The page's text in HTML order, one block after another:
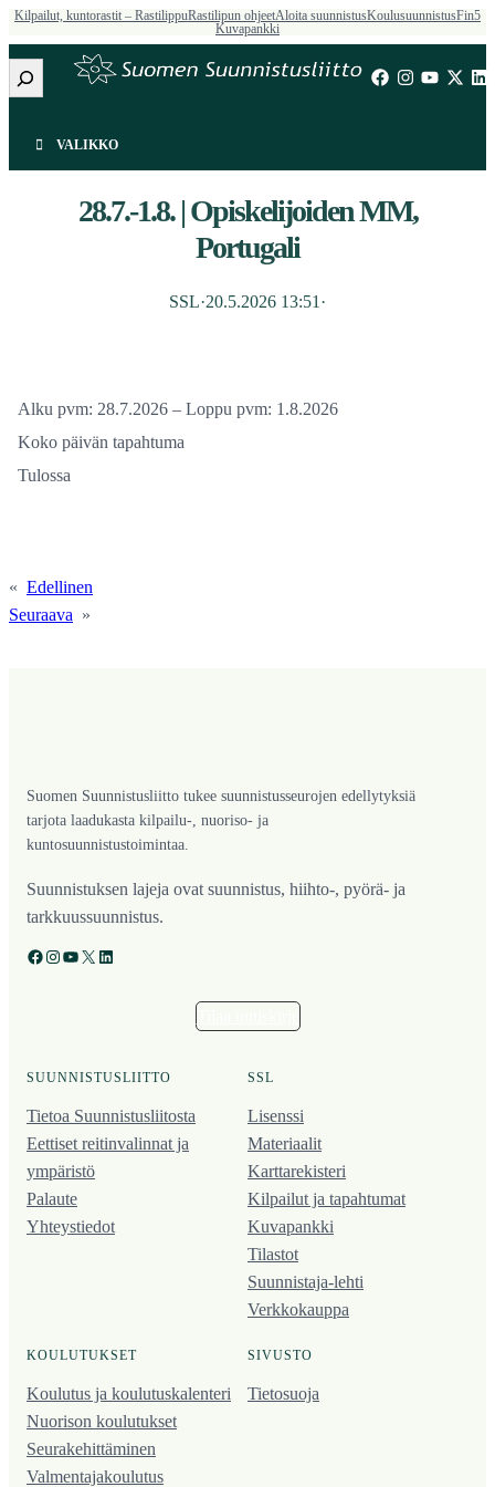
Kilpailut, kuntorastit – RastilippuRastilipun ohjeetAloita suunnistusKoulusuunnistusFin5
Kuvapankki
Etsi
VALIKKO
28.7.-1.8. | Opiskelijoiden MM,
Portugali
SSL·20.5.2026 13:51 ·
Alku pvm: 28.7.2026 – Loppu pvm: 1.8.2026
Koko päivän tapahtuma
Tulossa
« Edellinen
Seuraava »
Suomen Suunnistusliitto tukee suunnistusseurojen edellytyksiä
tarjota laadukasta kilpailu-, nuoriso- ja
kuntosuunnistustoimintaa.
Suunnistuksen lajeja ovat suunnistus, hiihto-, pyörä- ja
tarkkuussuunnistus.
Facebook Instagram YouTube X LinkedIn
SUUNNISTUSLIITTO
Tietoa Suunnistusliitosta
Eettiset reitinvalinnat ja
ympäristö
Palaute
Yhteystiedot
SSL
Lisenssi
Materiaalit
Karttarekisteri
Kilpailut ja tapahtumat
Kuvapankki
Tilastot
Suunnistaja-lehti
Verkkokauppa
KOULUTUKSET
Koulutus ja koulutus­kalenteri
Nuorison koulutukset
Seura­kehittäminen
Valmentaja­koulutus
SIVUSTO
Tietosuoja